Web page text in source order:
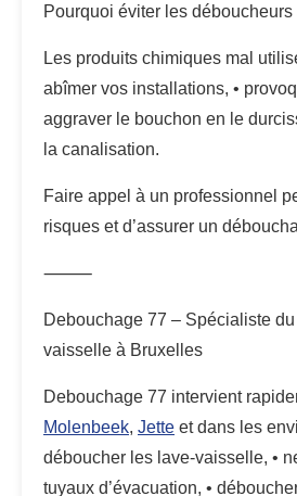
Pourquoi éviter les
Les produits chimiques mal
abîmer vos installations, •
aggraver le bouchon en le
la canalisation.
Faire appel à un professionnel
risques et d’assurer un
⸻
Debouchage 77 – Spécialiste
vaisselle à Bruxelles
Debouchage 77 intervient
Molenbeek, Jette et dans les
déboucher les lave-vaisselle, •
tuyaux d’évacuation, •